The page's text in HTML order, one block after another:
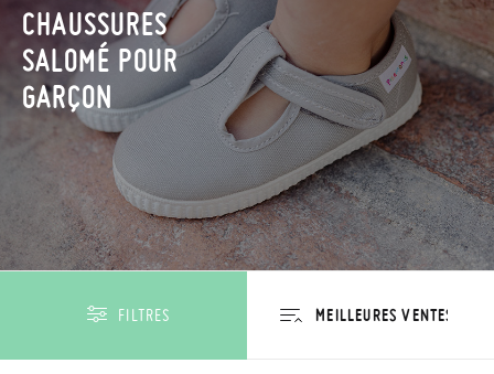
CHAUSSURES
SALOMÉ POUR
GARÇON
FILTRES